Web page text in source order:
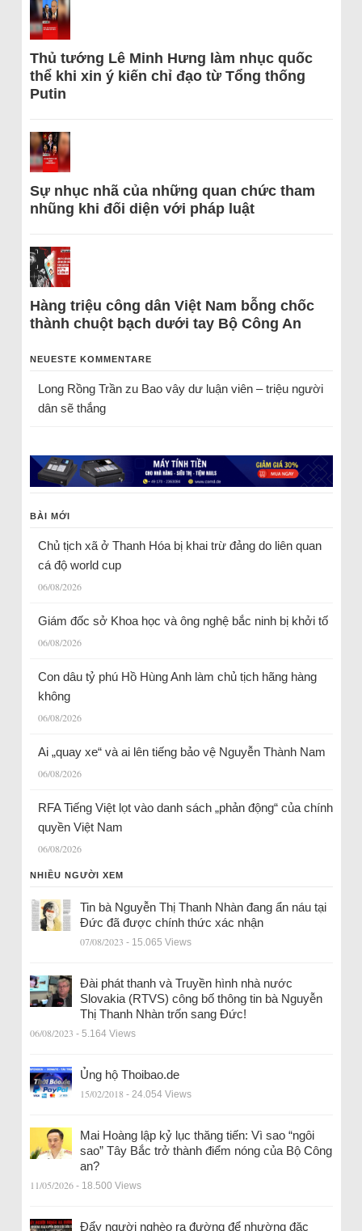
Thủ tướng Lê Minh Hưng làm nhục quốc
thể khi xin ý kiến chỉ đạo từ Tổng thống
Putin
Sự nhục nhã của những quan chức tham
nhũng khi đối diện với pháp luật
Hàng triệu công dân Việt Nam bỗng chốc
thành chuột bạch dưới tay Bộ Công An
NEUESTE KOMMENTARE
Long Rồng Trầnzu Bao vây dư luận viên – triệu người
dân sẽ thắng
BÀI MỚI
Chủ tịch xã ở Thanh Hóa bị khai trừ đảng do liên quan
cá độ world cup
06/08/2026
Giám đốc sở Khoa học và ông nghệ bắc ninh bị khởi tố
06/08/2026
Con dâu tỷ phú Hồ Hùng Anh làm chủ tịch hãng hàng
không
06/08/2026
Ai „quay xe“ và ai lên tiếng bảo vệ Nguyễn Thành Nam
06/08/2026
RFA Tiếng Việt lọt vào danh sách „phản động“ của chính
quyền Việt Nam
06/08/2026
NHIỀU NGƯỜI XEM
Tin bà Nguyễn Thị Thanh Nhàn đang ẩn náu tại
Đức đã được chính thức xác nhận
07/08/2023 - 15.065 Views
Đài phát thanh và Truyền hình nhà nước
Slovakia (RTVS) công bố thông tin bà Nguyễn
Thị Thanh Nhàn trốn sang Đức!
06/08/2023 - 5.164 Views
Ủng hộ Thoibao.de
15/02/2018 - 24.054 Views
Mai Hoàng lập kỷ lục thăng tiến: Vì sao “ngôi
sao” Tây Bắc trở thành điểm nóng của Bộ Công
an?
11/05/2026 - 18.500 Views
Đẩy người nghèo ra đường để nhường đặc